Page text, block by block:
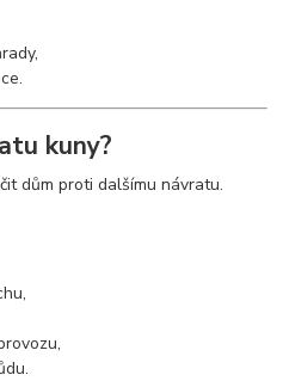
kuny?
dům proti dalšímu návratu.